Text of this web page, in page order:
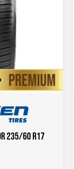
235/60 R17